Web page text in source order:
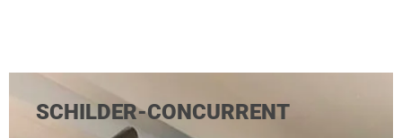
SCHILDER-CONCURRENT